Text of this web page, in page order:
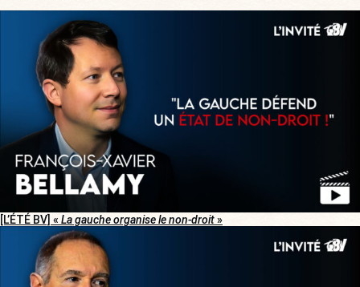
[L’ÉTÉ BV] « La gauche organise le non-droit»